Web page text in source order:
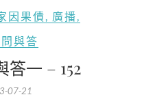
因果債, 廣播,
與答
答一 – 152
07-21